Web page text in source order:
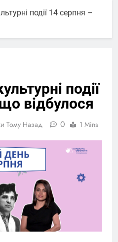
події 14 серпня –
події
відбулося
Тому Назад 0 1 Mins